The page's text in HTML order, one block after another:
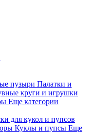
пузыри Палатки и
круги и игрушки
Еще категории
для кукол и пупсов
Куклы и пупсы Еще